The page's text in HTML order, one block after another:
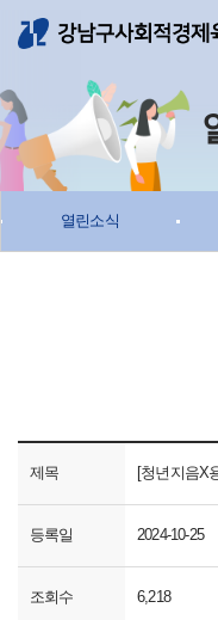
메뉴 바로가기
열린소식
제목 [청년지음X
등록일 2024-10-25
조회수 6,218